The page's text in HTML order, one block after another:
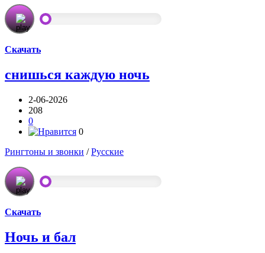
Скачать
снишься каждую ночь
2-06-2026
208
0
0
Рингтоны и звонки /Русские
Скачать
Ночь и бал